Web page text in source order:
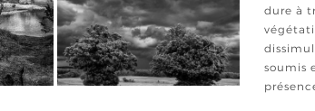
dure à
soumis